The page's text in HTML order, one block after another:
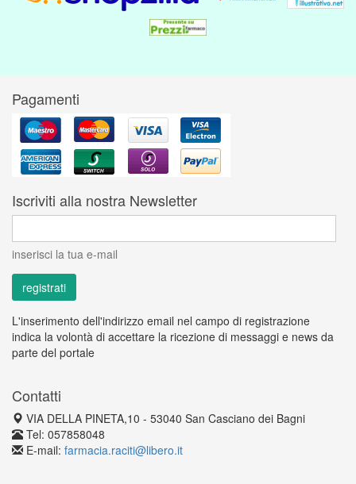
Pagamenti
Iscriviti alla nostra Newsletter
inserisci la tua e-mail
L'inserimento dell'indirizzo email nel campo di registrazione
indica la volontà di accettare la ricezione di messaggi e news da
parte del portale
Contatti
VIA DELLA PINETA,10 - 53040 San Casciano dei Bagni
Tel: 057858048
E-mail: farmacia.raciti@libero.it